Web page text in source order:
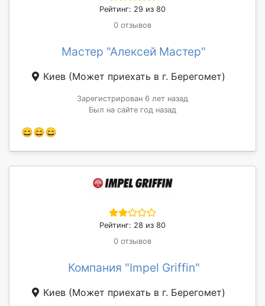
Рейтинг: 29 из 80
0 отзывов
Мастер "Алексей Мастер"
Киев (Может приехать в г. Берегомет)
Зарегистрирован 6 лет назад
Был на сайте год назад
😄😄😄
Рейтинг: 28 из 80
0 отзывов
Компания "Impel Griffin"
Киев (Может приехать в г. Берегомет)